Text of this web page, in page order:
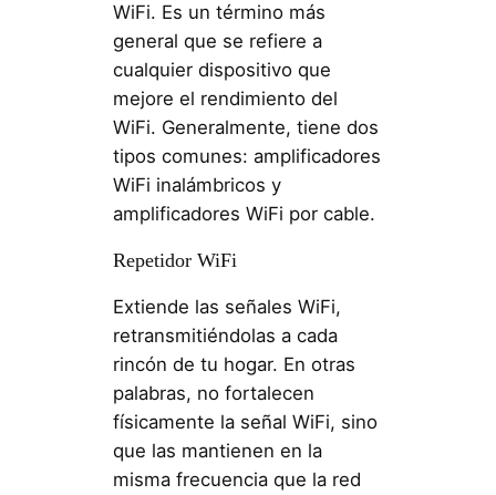
WiFi. Es un término más
general que se refiere a
cualquier dispositivo que
mejore el rendimiento del
WiFi. Generalmente, tiene dos
tipos comunes: amplificadores
WiFi inalámbricos y
amplificadores WiFi por cable.
Repetidor WiFi
Extiende las señales WiFi,
retransmitiéndolas a cada
rincón de tu hogar. En otras
palabras, no fortalecen
físicamente la señal WiFi, sino
que las mantienen en la
misma frecuencia que la red